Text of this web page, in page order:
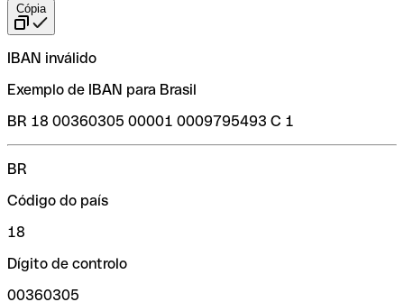
Cópia
IBAN inválido
Exemplo de IBAN para Brasil
BR 18 00360305 00001 0009795493 C 1
BR
Código do país
18
Dígito de controlo
00360305